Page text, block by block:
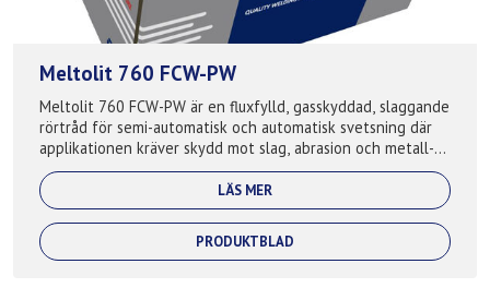
Meltolit 760 FCW-PW
Meltolit 760 FCW-PW är en fluxfylld, gasskyddad, slaggande
rörtråd för semi-automatisk och automatisk svetsning där
applikationen kräver skydd mot slag, abrasion och metall-
metall slitage. Ger ett ...
LÄS MER
PRODUKTBLAD